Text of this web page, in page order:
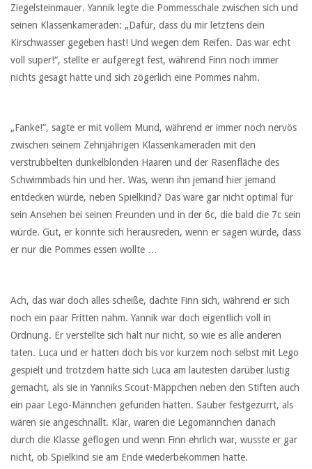
Ziegelsteinmauer. Yannik legte die Pommesschale zwischen sich und
seinen Klassenkameraden: „Dafür, dass du mir letztens dein
Kirschwasser gegeben hast! Und wegen dem Reifen. Das war echt
voll super!“, stellte er aufgeregt fest, während Finn noch immer
nichts gesagt hatte und sich zögerlich eine Pommes nahm.
„Fanke!“, sagte er mit vollem Mund, während er immer noch nervös
zwischen seinem Zehnjährigen Klassenkameraden mit den
verstrubbelten dunkelblonden Haaren und der Rasenfläche des
Schwimmbads hin und her. Was, wenn ihn jemand hier jemand
entdecken würde, neben Spielkind? Das wäre gar nicht optimal für
sein Ansehen bei seinen Freunden und in der 6c, die bald die 7c sein
würde. Gut, er könnte sich herausreden, wenn er sagen würde, dass
er nur die Pommes essen wollte …
Ach, das war doch alles scheiße, dachte Finn sich, während er sich
noch ein paar Fritten nahm. Yannik war doch eigentlich voll in
Ordnung. Er verstellte sich halt nur nicht, so wie es alle anderen
taten. Luca und er hatten doch bis vor kurzem noch selbst mit Lego
gespielt und trotzdem hatte sich Luca am lautesten darüber lustig
gemacht, als sie in Yanniks Scout-Mäppchen neben den Stiften auch
ein paar Lego-Männchen gefunden hatten. Sauber festgezurrt, als
wären sie angeschnallt. Klar, waren die Legomännchen danach
durch die Klasse geflogen und wenn Finn ehrlich war, wusste er gar
nicht, ob Spielkind sie am Ende wiederbekommen hatte.